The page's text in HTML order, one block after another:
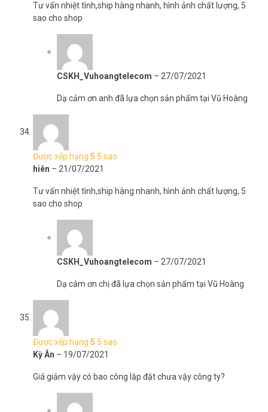
Tư vấn nhiệt tình,ship hàng nhanh, hình ảnh chất lượng, 5
sao cho shop
CSKH_Vuhoangtelecom – 27/07/2021
Dạ cảm ơn anh đã lựa chọn sản phẩm tại Vũ Hoàng
Được xếp hạng 5 5 sao
hiên – 21/07/2021
Tư vấn nhiệt tình,ship hàng nhanh, hình ảnh chất lượng, 5
sao cho shop
CSKH_Vuhoangtelecom – 27/07/2021
Dạ cảm ơn chị đã lựa chọn sản phẩm tại Vũ Hoàng
Được xếp hạng 5 5 sao
Kỳ Ân – 19/07/2021
Giá giảm vậy có bao công lắp đặt chưa vậy công ty?